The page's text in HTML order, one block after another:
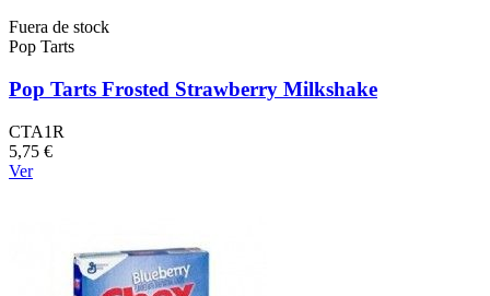
Fuera de stock
Pop Tarts
Pop Tarts Frosted Strawberry Milkshake
CTA1R
5,75 €
Ver